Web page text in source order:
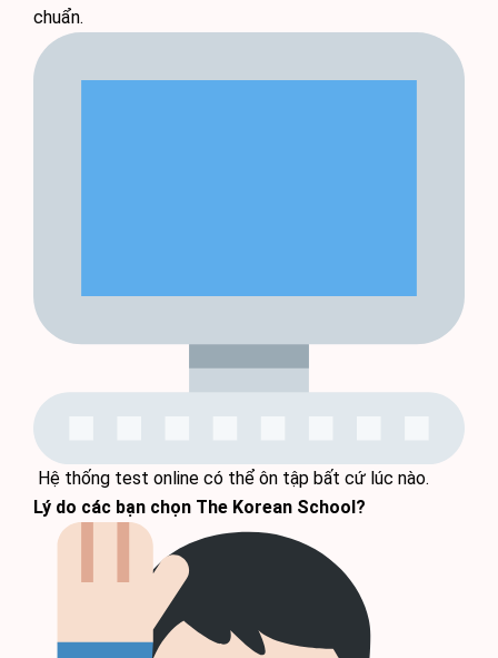
chuẩn.
Hệ thống test online có thể ôn tập bất cứ lúc nào.
Lý do các bạn chọn The Korean School?